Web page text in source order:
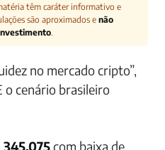
têm caráter informativo e
são aproximados e não
.
o cenário brasileiro
345.075com baixa de